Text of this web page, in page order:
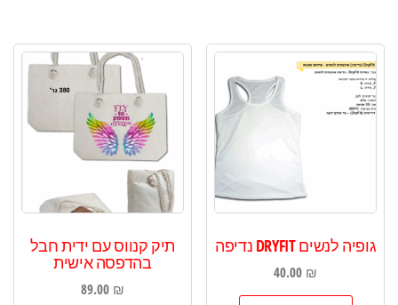
גופיה לנשים DRYFIT נדיפה
40.00 ₪
תיק קנווס עם ידית חבל
בהדפסה אישית
89.00 ₪